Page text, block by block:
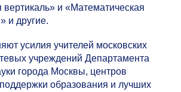
и «Математическая
и другие.
усилия учителей московских
учреждений Департамента
города Москвы, центров
образования и лучших